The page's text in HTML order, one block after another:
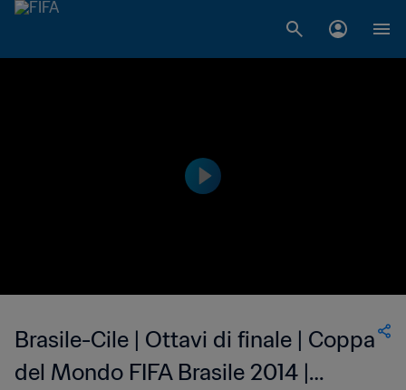
Brasile-Cile | Ottavi di finale | Coppa
del Mondo FIFA Brasile 2014 |